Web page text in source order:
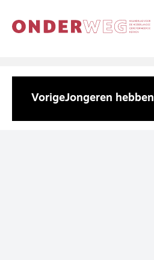
VorigeJongeren